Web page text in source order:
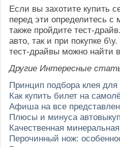
Если вы захотите купить
перед эти определитесь
также пройдите тест-
авто, так и при покупке
тест-драйвы можно найти
Другие Интересные
Принцип подбора клея для
Как купить билет на
Афиша на все
Плюсы и минуса
Качественная
Перочинный нож: